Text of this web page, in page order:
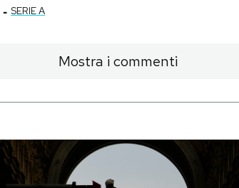
- SERIE A
Mostra i commenti